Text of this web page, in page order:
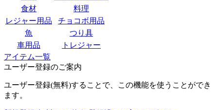
食材
料理
レジャー用品
チョコボ用品
魚
つり具
車用品
トレジャー
アイテム一覧
ユーザー登録のご案内
ユーザー登録(無料)することで、この機能を使うことができ
ます。